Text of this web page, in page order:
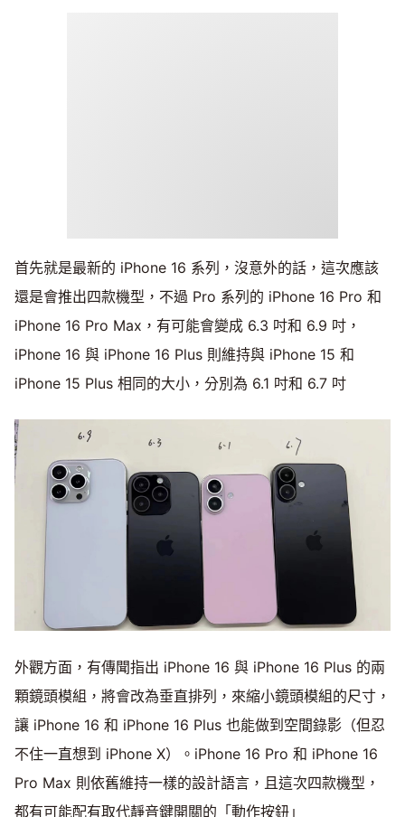
首先就是最新的 iPhone 16 系列，沒意外的話，這次應該
還是會推出四款機型，不過 Pro 系列的 iPhone 16 Pro 和
iPhone 16 Pro Max，有可能會變成 6.3 吋和 6.9 吋，
iPhone 16 與 iPhone 16 Plus 則維持與 iPhone 15 和
iPhone 15 Plus 相同的大小，分別為 6.1 吋和 6.7 吋
外觀方面，有傳聞指出 iPhone 16 與 iPhone 16 Plus 的兩
顆鏡頭模組，將會改為垂直排列，來縮小鏡頭模組的尺寸，
讓 iPhone 16 和 iPhone 16 Plus 也能做到空間錄影（但忍
不住一直想到 iPhone X）。iPhone 16 Pro 和 iPhone 16
Pro Max 則依舊維持一樣的設計語言，且這次四款機型，
都有可能配有取代靜音鍵開關的「動作按鈕」